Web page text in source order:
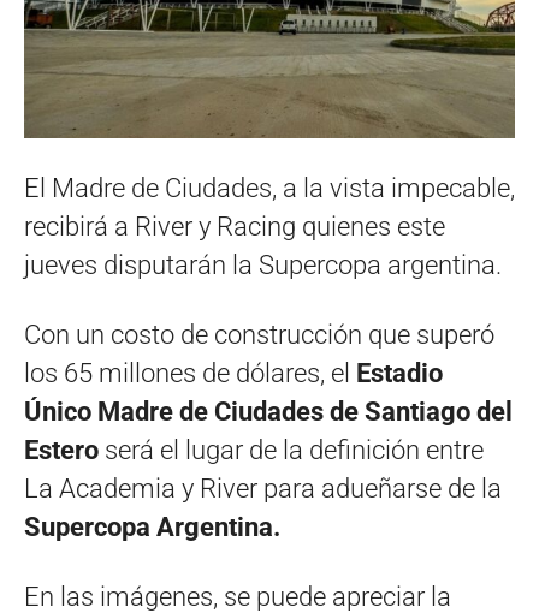
El Madre de Ciudades, a la vista impecable,
recibirá a River y Racing quienes este
jueves disputarán la Supercopa argentina.
Con un costo de construcción que superó
los 65 millones de dólares, el Estadio
Único Madre de Ciudades de Santiago del
Estero será el lugar de la definición entre
La Academia y River para adueñarse de la
Supercopa Argentina.
En las imágenes, se puede apreciar la